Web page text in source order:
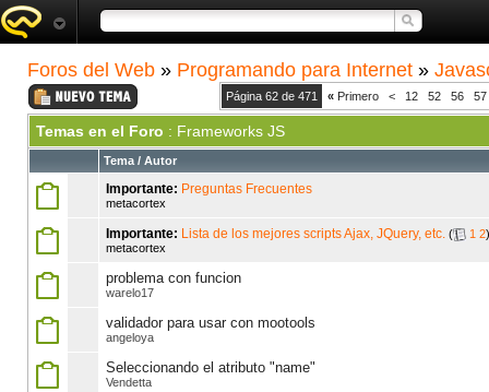
Foros del Web » Programando para Internet »
Página 62 de 471 « Primero < 12 52 56 57
Temas en el Foro : Frameworks JS
Tema / Autor
Importante: Preguntas Frecuentes
metacortex
Importante: Lista de los mejores scripts Ajax, JQuery, etc. ( 1 2)
metacortex
problema con funcion
warelo17
validador para usar con mootools
angeloya
Seleccionando el atributo "name"
Vendetta